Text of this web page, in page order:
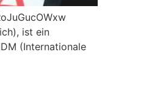
ist ein
(Internationale